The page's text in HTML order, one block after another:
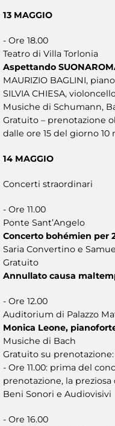
13 MAGGIO
- Ore 18.00
Teatro di Villa Torlonia
Aspettando
MAURIZIO BAGLINI,
SILVIA CHIESA,
Musiche di Schumann,
Gratuito – prenotazione
dalle ore 15 del giorno 10
14 MAGGIO
Concerti straordinari
- Ore 11.00
Ponte Sant’Angelo
Concerto bohémien per
Saria Convertino e
Gratuito
Annullato causa
- Ore 12.00
Auditorium di Palazzo
Monica Leone,
Musiche di Bach
Gratuito su prenotazione:
- Ore 11.00: prima del
prenotazione, la
Beni Sonori e Audiovisivi
- Ore 16.00